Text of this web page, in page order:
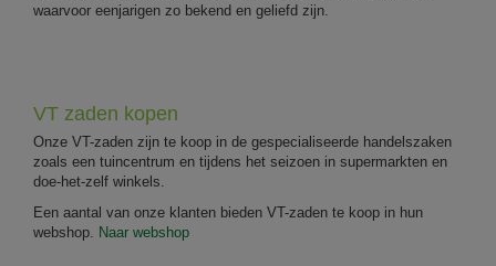
waarvoor eenjarigen zo bekend en geliefd zijn.
VT zaden kopen
Onze VT-zaden zijn te koop in de gespecialiseerde handelszaken
zoals een tuincentrum en tijdens het seizoen in supermarkten en
doe-het-zelf winkels.
Een aantal van onze klanten bieden VT-zaden te koop in hun
webshop. Naar webshop